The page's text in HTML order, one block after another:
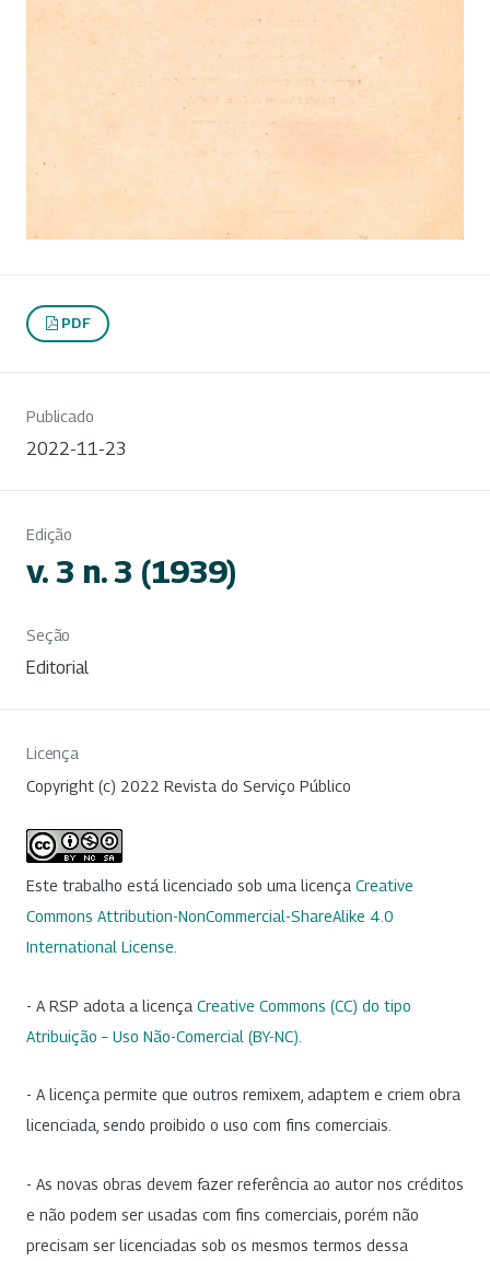
PDF
Publicado
2022-11-23
Edição
v. 3 n. 3 (1939)
Seção
Editorial
Licença
Copyright (c) 2022 Revista do Serviço Público
Este trabalho está licenciado sob uma licença Creative
Commons Attribution-NonCommercial-ShareAlike 4.0
International License
- A RSP adota a licença Creative Commons (CC) do tipo
Atribuição – Uso Não-Comercial (BY-NC)
- A licença permite que outros remixem, adaptem e criem obra
licenciada, sendo proibido o uso com fins comerciais.
- As novas obras devem fazer referência ao autor nos créditos
e não podem ser usadas com fins comerciais, porém não
precisam ser licenciadas sob os mesmos termos dessa